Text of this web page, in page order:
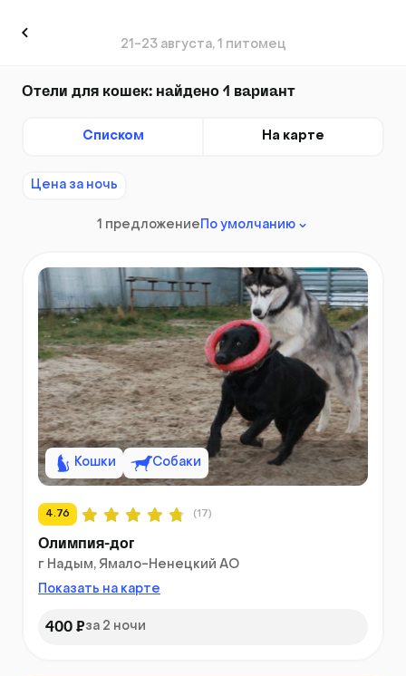
21-23 августа, 1 питомец
Отели для кошек: найдено 1 вариант
Списком На карте
Цена за ночь
1 предложение По умолчанию
Кошки Собаки
4.76 (17)
Олимпия-дог
г Надым, Ямало-Ненецкий АО
Показать на карте
400 ₽за 2 ночи